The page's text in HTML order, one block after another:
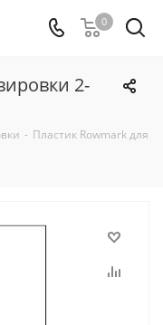
0
2-
- Пластик Rowmark для